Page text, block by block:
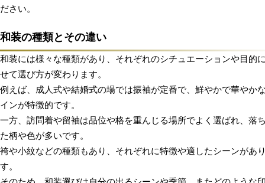
ださい。
和装の種類とその違い
和装には様々な種類があり、それぞれのシチュエーションや目的
せて選び方が変わります。
例えば、成人式や結婚式の場では振袖が定番で、鮮やかで華やか
インが特徴的です。
一方、訪問着や留袖は品位や格を重んじる場所でよく選ばれ、落
た柄や色が多いです。
袴や小紋などの種類もあり、それぞれに特徴や適したシーンがあ
す。